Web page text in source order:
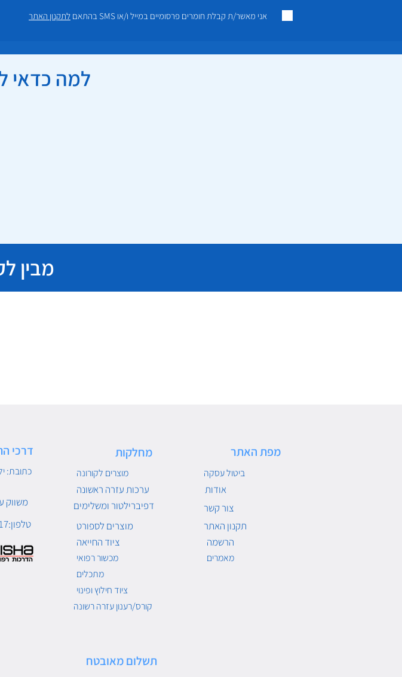
אני מאשר/ת קבלת חומרים פרסומיים במייל ו/או SMS בהתאם לתקנון האתר
למה כדאי
מבין
דרכי
כתובת: ילין
משווק
טלפון:077-7901617
מחלקות
מוצרים לקורונה
ערכות עזרה ראשונה
דפיברילטור ומשלימים
מוצרים לספורט
ציוד החייאה
מכשור רפואי
מתכלים
ציוד חילוץ ופינוי
קורס/רענון עזרה רשונה
מפת האתר
ביטול עסקה
אודות
צור קשר
תקנון האתר
הרשמה
מאמרים
תשלום מאובטח